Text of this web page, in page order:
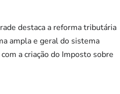
destaca a reforma tributária
ampla e geral do sistema
a criação do Imposto sobre